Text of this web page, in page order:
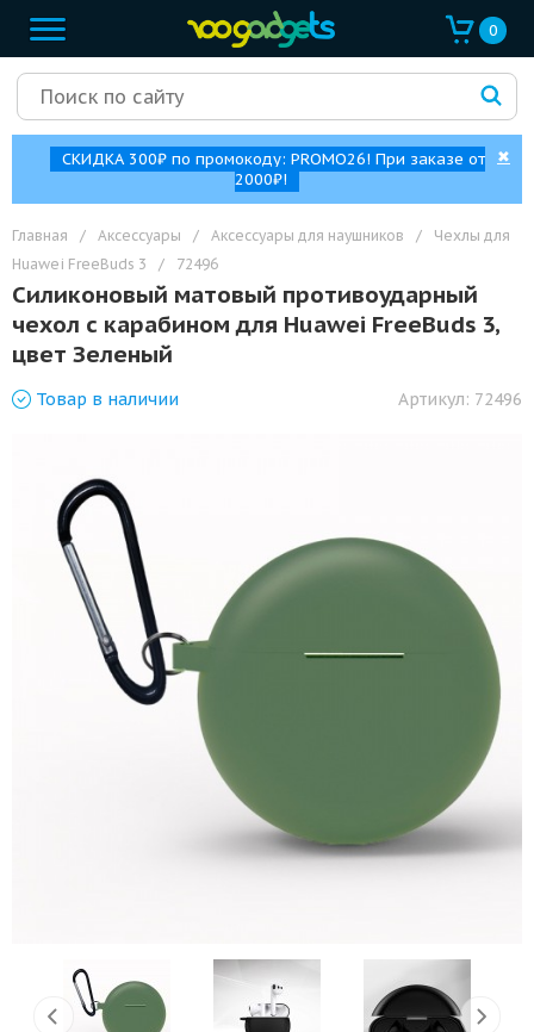
0
СКИДКА 300₽ по промокоду: PROMO26! При заказе от
2000₽!
✖
Главная / Аксессуары / Аксессуары для наушников /
Чехлы для
Huawei FreeBuds 3
/ 72496
Силиконовый матовый противоударный
чехол с карабином для Huawei FreeBuds 3,
цвет Зеленый
Товар в наличии Артикул: 72496